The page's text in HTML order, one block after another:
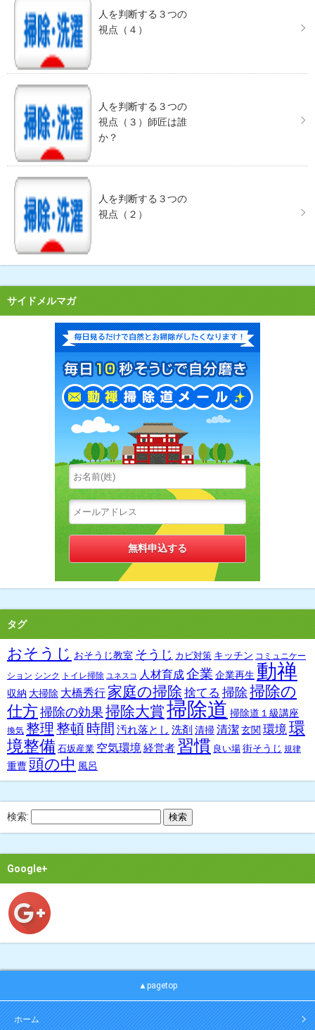
人を判断する３つの
視点（４）
人を判断する３つの
視点（３）師匠は誰
か？
人を判断する３つの
視点（２）
サイドメルマガ
タグ
おそうじ おそうじ教室 そうじ カビ対策 キッチン コミュニケー
ション シンク トイレ掃除 ユネスコ 人材育成企業 企業再生 動禅
収納 大掃除 大橋秀行 家庭の掃除 捨てる 掃除掃除の
仕方掃除の効果掃除大賞掃除道 掃除道１級講座
換気 整理 整頓時間 汚れ落とし 洗剤 清掃清潔玄関 環境環
境整備 石坂産業 空気環境経営者 習慣 良い場 街そうじ 規律
重曹頭の中 風呂
検索:
Google+
▲pagetop
ホーム